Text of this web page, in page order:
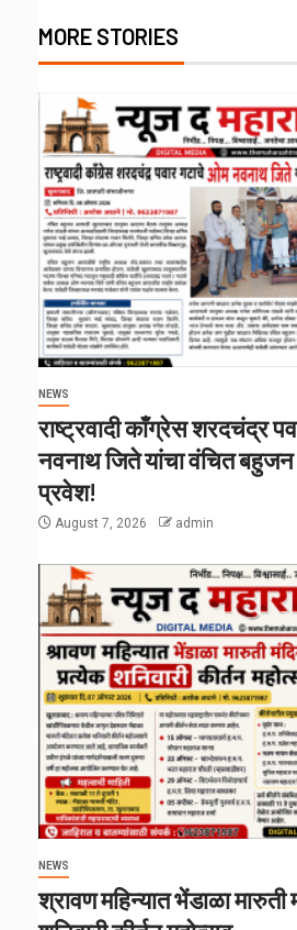
MORE STORIES
NEWS
राष्ट्रवादी काँग्रेस शरदचंद्र
नवनाथ जिते यांचा वंचित
प्रवेश!
August 7, 2026 admin
NEWS
श्रावण महिन्यात भेंडाळा मारुती